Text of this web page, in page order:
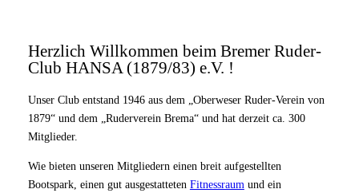
Herzlich Willkommen beim Bremer Ruder-
Club HANSA (1879/83) e.V. !
Unser Club entstand 1946 aus dem „Oberweser Ruder-Verein von
1879“ und dem „Ruderverein Brema“ und hat derzeit ca. 300
Mitglieder.
Wie bieten unseren Mitgliedern einen breit aufgestellten
Bootspark, einen gut ausgestatteten Fitnessraum und ein